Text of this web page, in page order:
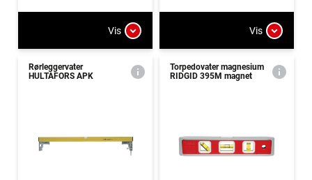
Vis Vis
Rørleggervater
HULTAFORS APK
Torpedovater magnesium
RIDGID 395M magnet